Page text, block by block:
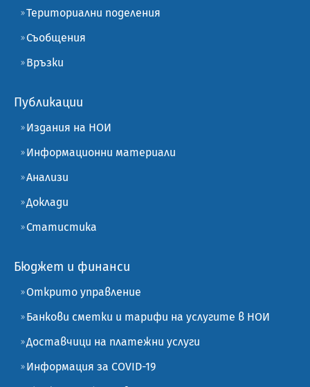
Териториални поделения
Съобщения
Връзки
Публикации
Издания на НОИ
Информационни материали
Анализи
Доклади
Статистика
Бюджет и финанси
Открито управление
Банкови сметки и тарифи на услугите в НОИ
Доставчици на платежни услуги
Информация за COVID-19